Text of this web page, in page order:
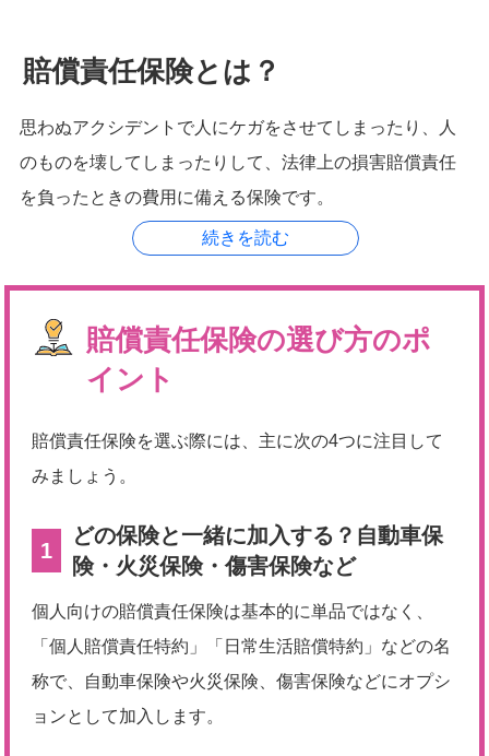
賠償責任保険とは？
思わぬアクシデントで人にケガをさせてしまったり、人
のものを壊してしまったりして、法律上の損害賠償責任
を負ったときの費用に備える保険です。
賠償責任保険の選び方のポ
イント
賠償責任保険を選ぶ際には、主に次の4つに注目して
みましょう。
1
どの保険と一緒に加入する？自動車保
険・火災保険・傷害保険など
個人向けの賠償責任保険は基本的に単品ではなく、
「個人賠償責任特約」「日常生活賠償特約」などの名
称で、自動車保険や火災保険、傷害保険などにオプシ
ョンとして加入します。